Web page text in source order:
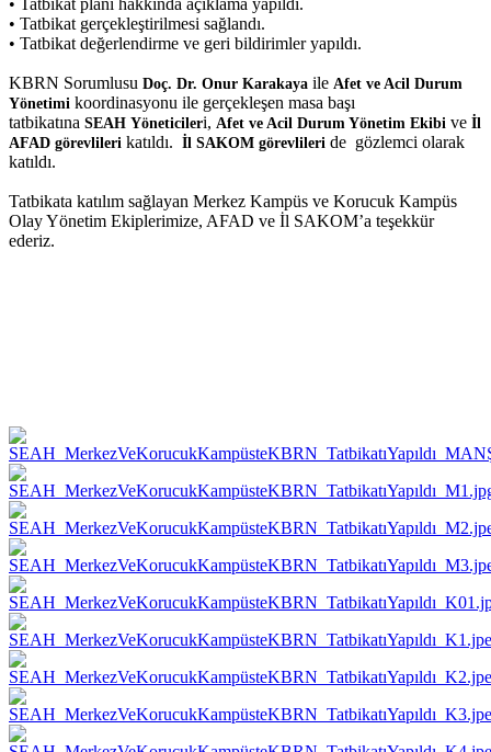
• Tatbikat planı hakkında açıklama yapıldı.
• Tatbikat gerçekleştirilmesi sağlandı.
• Tatbikat değerlendirme ve geri bildirimler yapıldı.
KBRN Sorumlusu Doç. Dr. Onur Karakaya ile Afet ve Acil Durum
Yönetimi koordinasyonu ile gerçekleşen masa başı
tatbikatına SEAH Yöneticileri, Afet ve Acil Durum Yönetim Ekibi ve İl
AFAD görevlileri katıldı. İl SAKOM görevlileri de gözlemci olarak
katıldı.
Tatbikata katılım sağlayan Merkez Kampüs ve Korucuk Kampüs
Olay Yönetim Ekiplerimize, AFAD ve İl SAKOM’a teşekkür
ederiz.